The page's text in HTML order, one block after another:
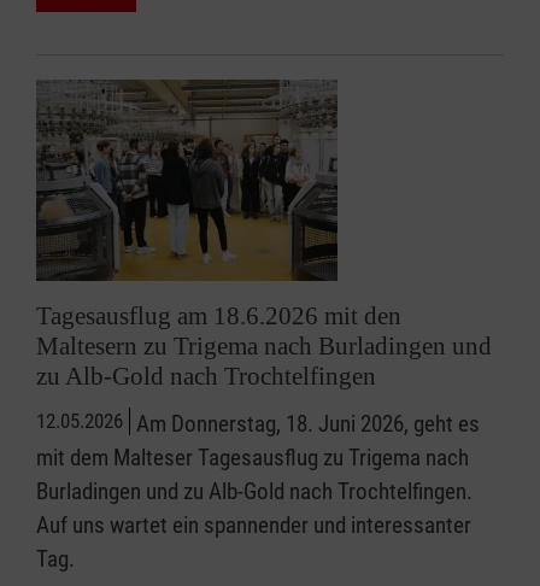
Tagesausflug am 18.6.2026 mit den
Maltesern zu Trigema nach Burladingen und
zu Alb-Gold nach Trochtelfingen
12.05.2026 Am Donnerstag, 18. Juni 2026, geht es
mit dem Malteser Tagesausflug zu Trigema nach
Burladingen und zu Alb-Gold nach Trochtelfingen.
Auf uns wartet ein spannender und interessanter
Tag.